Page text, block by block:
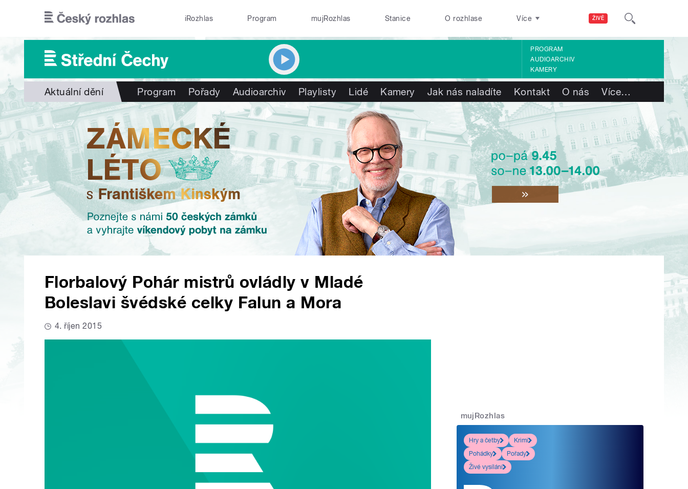
ŽIVĚ
iRozhlas Program mujRozhlas Stanice O rozhlase Více
PROGRAM
AUDIOARCHIV
KAMERY
Aktuální dění Program Pořady Audioarchiv Playlisty Lidé Kamery Jak nás naladíte Kontakt O nás Více…
Florbalový Pohár mistrů ovládly v Mladé
Boleslavi švédské celky Falun a Mora
4. říjen 2015
mujRozhlas
Hry a četby
Krimi
Pohádky
Pořady
Živé vysílání